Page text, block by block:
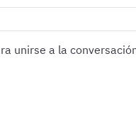
unirse a la